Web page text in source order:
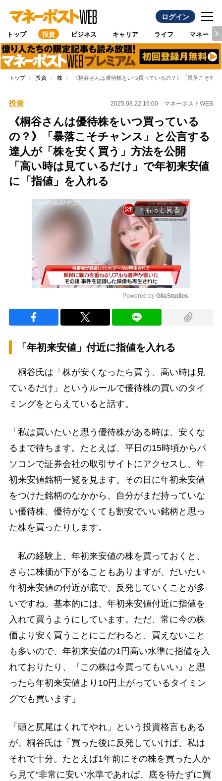
ログイン
トップ 投資 ビジネス キャリア ライフ マネー
トップ 投資 株 《桐谷さんは優待株をいつ買っているの？》「暴落こそ
投資 2025.08.22 16:00 マネーポストWEB
《桐谷さんは優待株をいつ買っている
の？》「暴落こそチャンス」と公言する
達人が「株を安く買う」方法を公開
「高い時は見ているだけ」で年初来安値
に「指値」を入れる
arrow_forward_ios もっと見る
Powered by GliaStudios
「年初来安値」付近に指値を入れる
桐谷氏は「株が安くなったら買う、高い時は見
ているだけ」というルールで優待株の買いのタイ
ミングをとらえていると話す。
「私は買いたいと思う優待株がある時は、安くな
るまで待ちます。たとえば、平日の15時頃からパ
ソコンで証券会社の取引サイトにアクセスし、年
初来安値銘柄一覧を見ます。その日に年初来安値
をつけた銘柄のなかから、自分がまだ持っていな
い優待株、優待がなくても割安でいい銘柄と思っ
た株を買ったりします。
私の経験上、年初来安値の株を買っておくと、
さらに株価が下がることもありますが、だいたい
年初来安値の付近が底で、反発していくことが多
いですね。基本的には、年初来安値付近に指値を
入れて買うようにしています。ただ、常に今の株
価より安く買うことにこだわると、買えないこと
も多いので、年初来安値の1円高い水準に指値を入
れておりたり、『この株は今買ってもいい』と思
ったら年初来安値より10円上がっているタイミン
グでも買います」
「頭と尻尾はくれてやれ」という投資格言もある
が、桐谷氏は「買った後に反発していけば、私は
それで十分。たとえば1年前にその株を買った人か
ら見て“非常に安い”水準であれば、底を待たずに買